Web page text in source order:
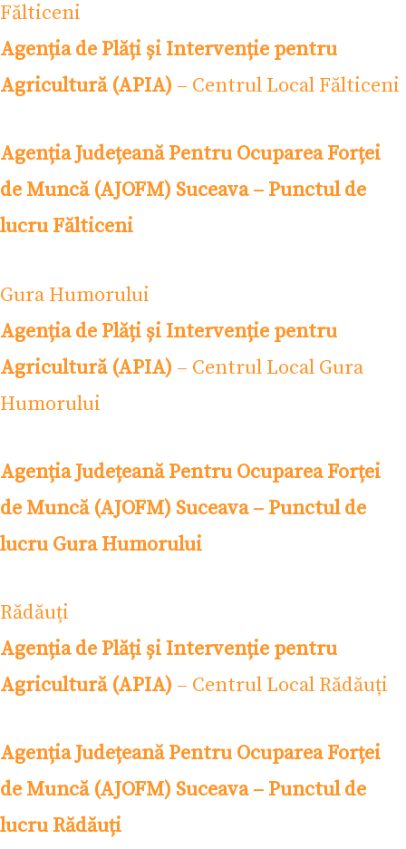
Fălticeni
Agenția de Plăți și Intervenție pentru
Agricultură (APIA) – Centrul Local Fălticeni
Agenția Județeană Pentru Ocuparea Forței
de Muncă (AJOFM) Suceava – Punctul de
lucru Fălticeni
Gura Humorului
Agenția de Plăți și Intervenție pentru
Agricultură (APIA) – Centrul Local Gura
Humorului
Agenția Județeană Pentru Ocuparea Forței
de Muncă (AJOFM) Suceava – Punctul de
lucru Gura Humorului
Rădăuți
Agenția de Plăți și Intervenție pentru
Agricultură (APIA) – Centrul Local Rădăuți
Agenția Județeană Pentru Ocuparea Forței
de Muncă (AJOFM) Suceava – Punctul de
lucru Rădăuți